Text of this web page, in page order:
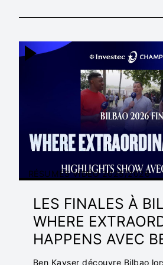
TEMPS FORTS 2024/2025
LANCEMENT DE LA
CHAMPIONS CUP 2022/23
RÉSUMÉS VIDÉO 2025/2026
LES FINALES À
WHERE
HAPPENS AVEC
Ben Kayser découvre Bilbao